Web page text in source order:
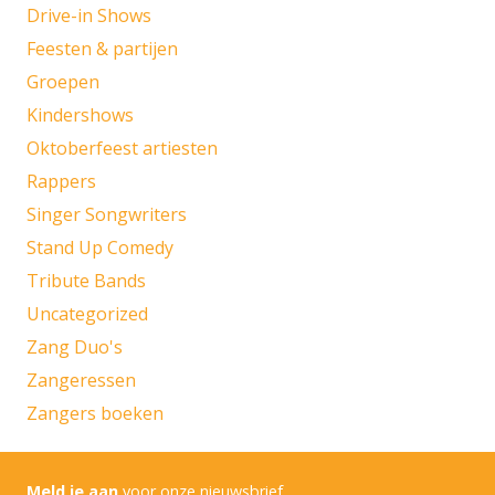
Drive-in Shows
Feesten & partijen
Groepen
Kindershows
Oktoberfeest artiesten
Rappers
Singer Songwriters
Stand Up Comedy
Tribute Bands
Uncategorized
Zang Duo's
Zangeressen
Zangers boeken